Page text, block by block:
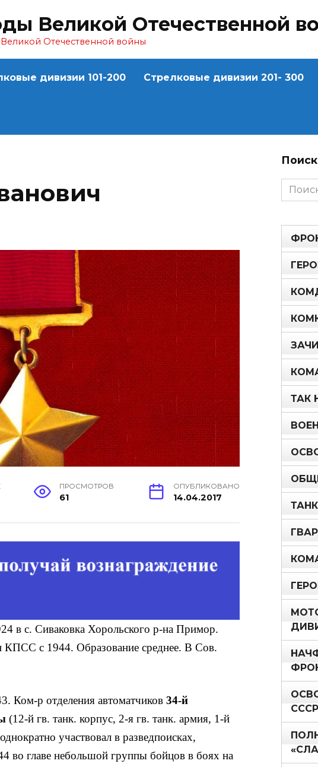
Великой Отечественной
Отечественной войны
дивизии 101-200 Стрелковые дивизии 201- 300
ПРОСМОТРОВ
61
ОПУБЛИКОВАНО
14.04.2017
в с. Сиваковка Хорольского р-на Примор.
КПСС с 1944. Образование среднее. В Сов.
Ком-р отделения автоматчиков 34-й
(12-й гв. танк. корпус, 2-я гв. танк. армия, 1-й
участвовал в разведпоисках,
во гла­ве небольшой группы бойцов в боях на
Search
for:
ТАК
СССР